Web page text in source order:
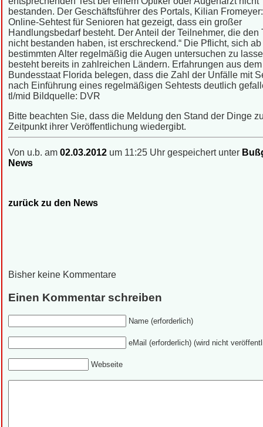
bestanden. Der Geschäftsführer des Portals, Kilian
Online-Sehtest für Senioren hat gezeigt, dass ein großer
Handlungsbedarf besteht. Der Anteil der Teilnehmer, die den
nicht bestanden haben, ist erschreckend.“ Die Pflicht, sich
bestimmten Alter regelmäßig die Augen untersuchen zu
besteht bereits in zahlreichen Ländern. Erfahrungen aus
Bundesstaat Florida belegen, dass die Zahl der Unfälle mit
nach Einführung eines regelmäßigen Sehtests deutlich
tl/mid Bildquelle: DVR
Bitte beachten Sie, dass die Meldung den Stand der Dinge
Zeitpunkt ihrer Veröffentlichung wiedergibt.
Von u.b. am 02.03.2012 um 11:25 Uhr gespeichert unter
News
zurück zu den News
Bisher keine Kommentare
Einen Kommentar schreiben
Name (erforderlich)
eMail (erforderlich) (wird nicht
Webseite